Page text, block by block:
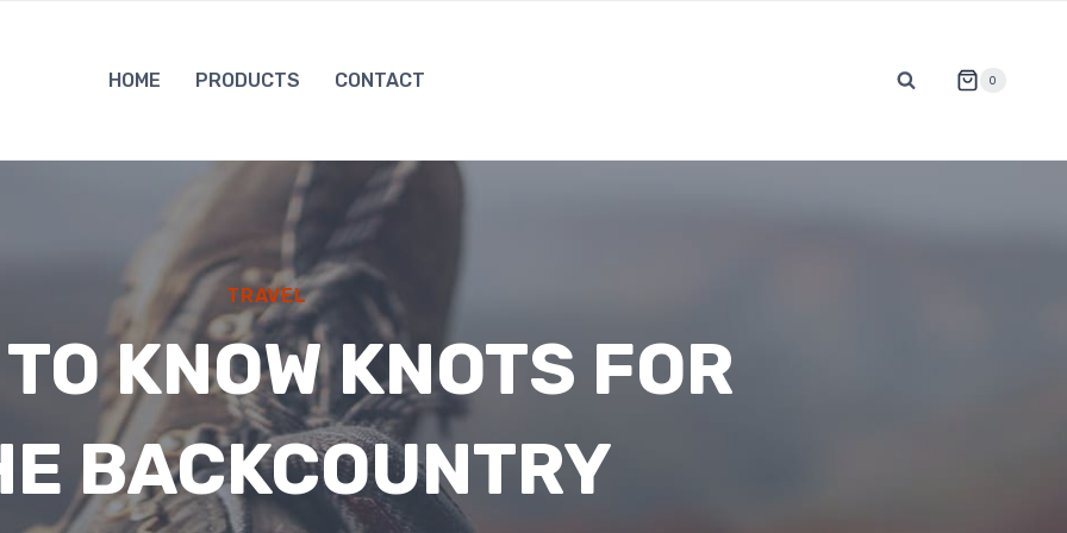
HOME PRODUCTS CONTACT 0
TRAVEL
KNOW KNOTS FOR
BACKCOUNTRY